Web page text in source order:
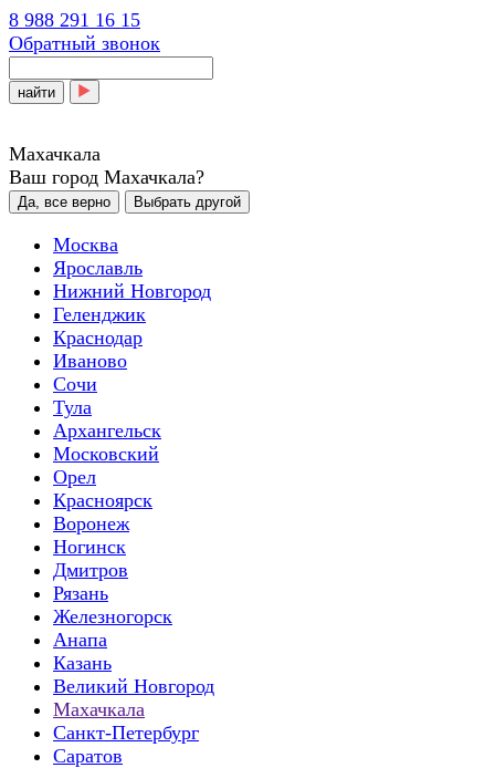
8 988 291 16 15
Обратный звонок
найти
Махачкала
Ваш город Махачкала?
Да, все верно Выбрать другой
Москва
Ярославль
Нижний Новгород
Геленджик
Краснодар
Иваново
Сочи
Тула
Архангельск
Московский
Орел
Красноярск
Воронеж
Ногинск
Дмитров
Рязань
Железногорск
Анапа
Казань
Великий Новгород
Махачкала
Санкт-Петербург
Саратов